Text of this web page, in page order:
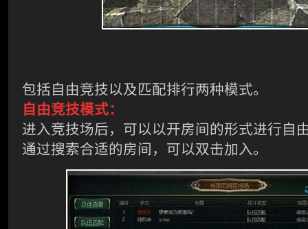
包括自由竞技以及匹配排行两种模式。
自由竞技模式：
进入竞技场后，可以以开房间的形式进行自
通过搜索合适的房间，可以双击加入。